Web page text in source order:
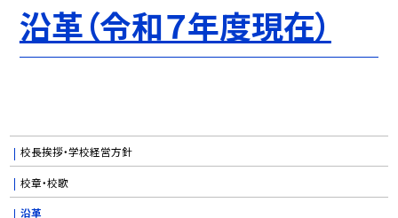
沿革（令和７年度現在）
校長挨拶・学校経営方針
校章・校歌
沿革